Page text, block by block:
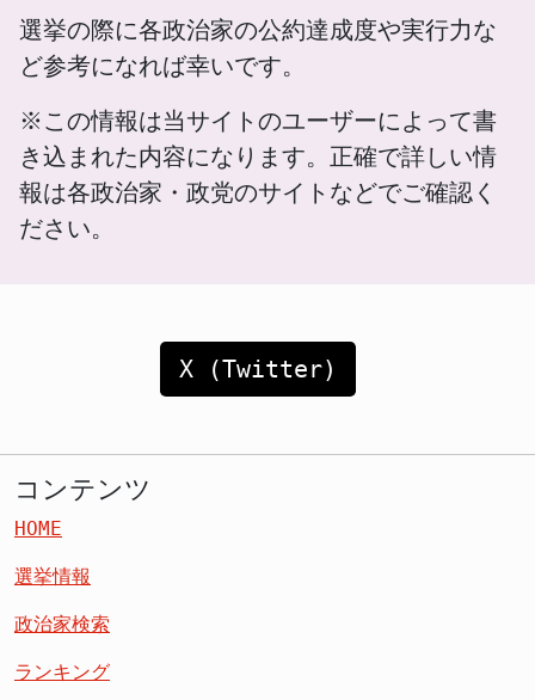
選挙の際に各政治家の公約達成度や実行力な
ど参考になれば幸いです。
※この情報は当サイトのユーザーによって書
き込まれた内容になります。正確で詳しい情
報は各政治家・政党のサイトなどでご確認く
ださい。
X (Twitter)
コンテンツ
HOME
選挙情報
政治家検索
ランキング